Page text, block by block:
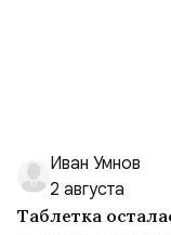
Иван Умнов
2 августа
Таблетка